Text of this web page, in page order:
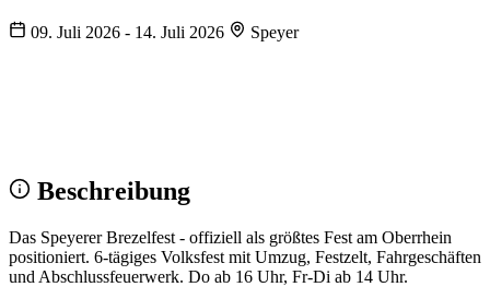
09. Juli 2026 - 14. Juli 2026 Speyer
Beschreibung
Das Speyerer Brezelfest - offiziell als größtes Fest am Oberrhein
positioniert. 6-tägiges Volksfest mit Umzug, Festzelt, Fahrgeschäften
und Abschlussfeuerwerk. Do ab 16 Uhr, Fr-Di ab 14 Uhr.